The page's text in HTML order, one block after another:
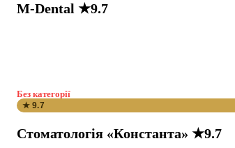
M-Dental ★9.7
Без категорії
★ 9.7
Стоматологія «Константа» ★9.7